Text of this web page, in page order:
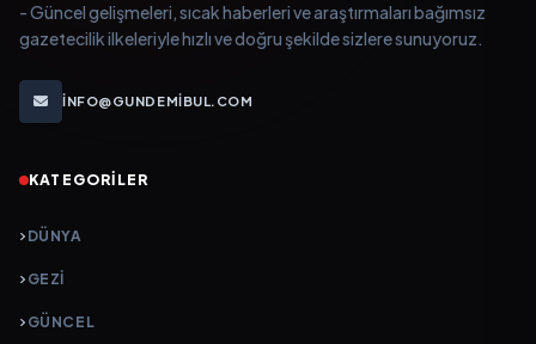
- Güncel gelişmeleri, sıcak haberleri ve araştırmaları bağımsız
gazetecilik ilkeleriyle hızlı ve doğru şekilde sizlere sunuyoruz.
INFO@GUNDEMIBUL.COM
KATEGORILER
DÜNYA
GEZI
GÜNCEL